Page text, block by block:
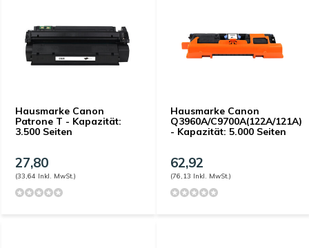
Hausmarke Canon
Patrone T - Kapazität:
3.500 Seiten
27,80
(33,64 Inkl. MwSt.)
Hausmarke Canon
Q3960A/C9700A(122A/121A)
- Kapazität: 5.000 Seiten
62,92
(76,13 Inkl. MwSt.)